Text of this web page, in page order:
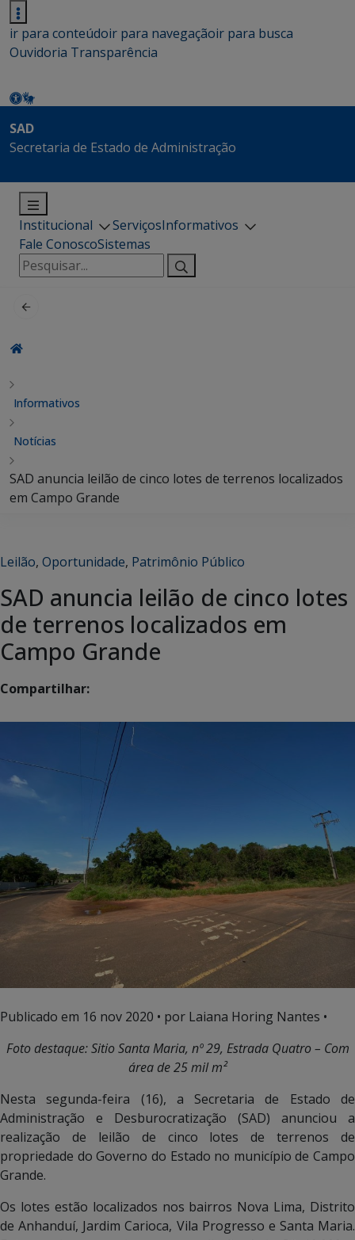
ir para conteúdoir para navegaçãoir para busca
Ouvidoria Transparência
SAD
Secretaria de Estado de Administração
Institucional ServiçosInformativos
Fale ConoscoSistemas
Pesquisar
por:
Informativos
Notícias
SAD anuncia leilão de cinco lotes de terrenos localizados
em Campo Grande
Leilão, Oportunidade, Patrimônio Público
SAD anuncia leilão de cinco lotes
de terrenos localizados em
Campo Grande
Compartilhar:
Publicado em 16 nov 2020 • por Laiana Horing Nantes •
Foto destaque: Sitio Santa Maria, nº 29, Estrada Quatro – Com
área de 25 mil m²
Nesta segunda-feira (16), a Secretaria de Estado de
Administração e Desburocratização (SAD) anunciou a
realização de leilão de cinco lotes de terrenos de
propriedade do Governo do Estado no município de Campo
Grande.
Os lotes estão localizados nos bairros Nova Lima, Distrito
de Anhanduí, Jardim Carioca, Vila Progresso e Santa Maria.